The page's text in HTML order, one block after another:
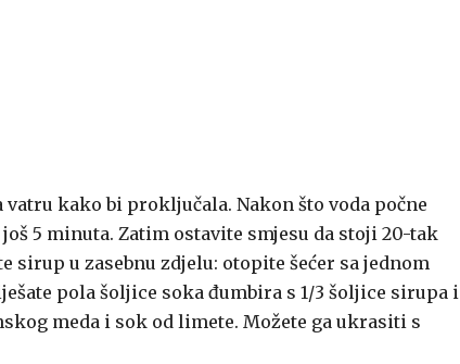
kako bi proključala. Nakon što voda počne
5 minuta. Zatim ostavite smjesu da stoji 20-tak
u zasebnu zdjelu: otopite šećer sa jednom
pola šoljice soka đumbira s 1/3 šoljice sirupa i
meda i sok od limete. Možete ga ukrasiti s